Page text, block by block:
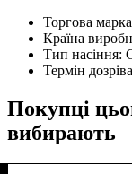
Торгова
Країна
Тип насіння:
Термін
Покупці
вибирають